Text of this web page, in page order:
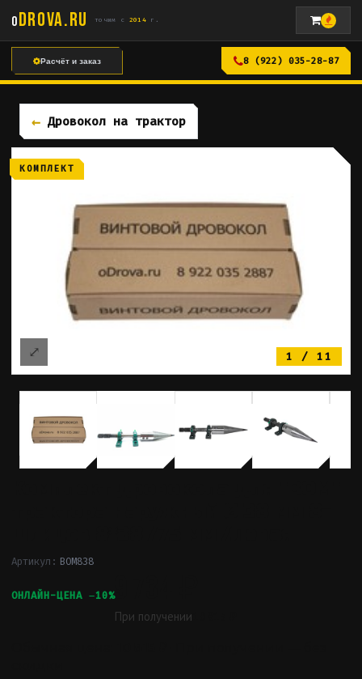
oDROVA.RU точим с 2014г.
Расчёт и заказ 8 (922) 035-28-87
Дровокол на трактор
КОМПЛЕКТ
1 / 11
⤢
Артикул: BOM838
ОНЛАЙН-ЦЕНА −10%9 734 ₽
При получении